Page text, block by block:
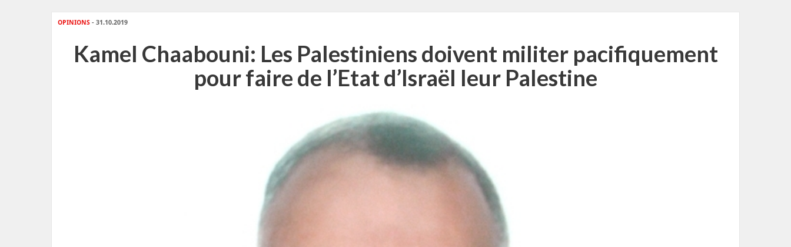
OPINIONS - 31.10.2019
Kamel Chaabouni: Les Palestiniens doivent militer pacifiquement
pour faire de l’Etat d’Israël leur Palestine